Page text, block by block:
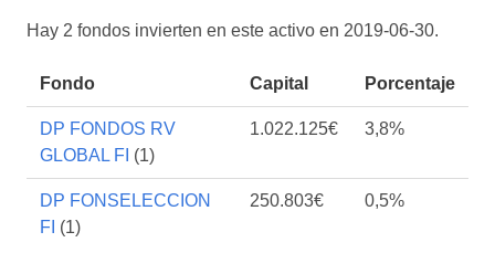
Hay 2 fondos invierten en este activo en 2019-06-30.
Fondo Capital Porcentaje
DP FONDOS RV
GLOBAL FI (1)
1.022.125€ 3,8%
DP FONSELECCION
FI (1)
250.803€ 0,5%